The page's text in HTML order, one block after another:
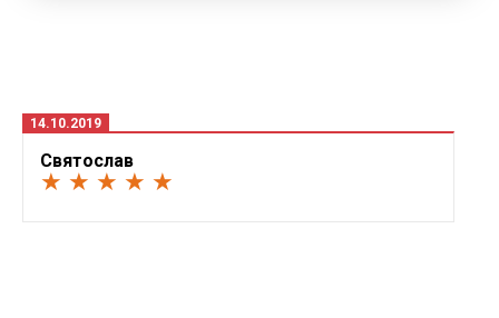
14.10.2019
Святослав
★ ★ ★ ★ ★